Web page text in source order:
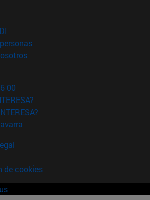
en nueva ventana)
(abre en nueva ventana)
(abre en nueva ventana)
00
de cookies